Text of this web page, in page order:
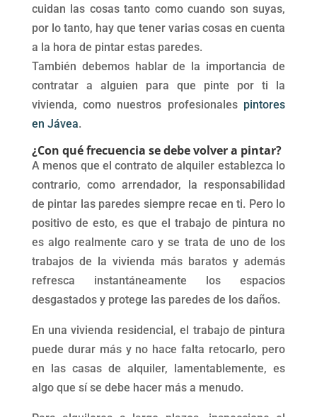
cuidan las cosas tanto como cuando son suyas,
por lo tanto, hay que tener varias cosas en cuenta
a la hora de pintar estas paredes.
También debemos hablar de la importancia de
contratar a alguien para que pinte por ti la
vivienda, como nuestros profesionales pintores
en Jávea.
¿Con qué frecuencia se debe volver a pintar?
A menos que el contrato de alquiler establezca lo
contrario, como arrendador, la responsabilidad
de pintar las paredes siempre recae en ti. Pero lo
positivo de esto, es que el trabajo de pintura no
es algo realmente caro y se trata de uno de los
trabajos de la vivienda más baratos y además
refresca instantáneamente los espacios
desgastados y protege las paredes de los daños.
En una vivienda residencial, el trabajo de pintura
puede durar más y no hace falta retocarlo, pero
en las casas de alquiler, lamentablemente, es
algo que sí se debe hacer más a menudo.